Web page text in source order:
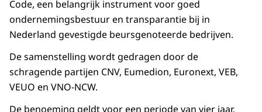
Code, een belangrijk instrument voor goed
ondernemingsbestuur en transparantie bij in
Nederland gevestigde beursgenoteerde bedrijven.
De samenstelling wordt gedragen door de
schragende partijen CNV, Eumedion, Euronext, VEB,
VEUO en VNO-NCW.
De benoeming geldt voor een periode van vier jaar.